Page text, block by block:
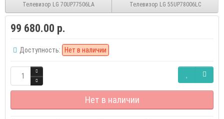
Телевизор LG 70UP77506LA Телевизор LG 55UP78006LC
99 680.00 р.
Доступность: Нет в наличии
Нет в наличии